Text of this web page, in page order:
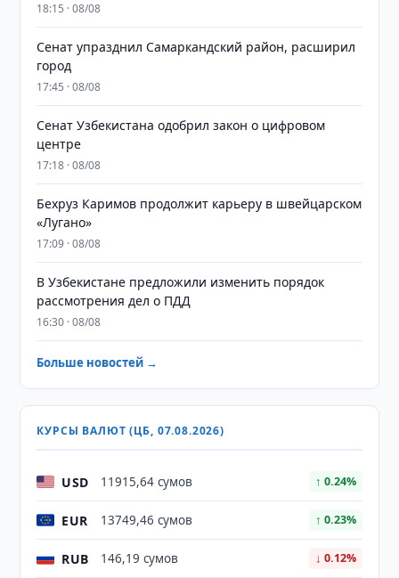
18:15 · 08/08
Сенат упразднил Самаркандский район, расширил
город
17:45 · 08/08
Сенат Узбекистана одобрил закон о цифровом
центре
17:18 · 08/08
Бехруз Каримов продолжит карьеру в швейцарском
«Лугано»
17:09 · 08/08
В Узбекистане предложили изменить порядок
рассмотрения дел о ПДД
16:30 · 08/08
Больше новостей →
КУРСЫ ВАЛЮТ (ЦБ, 07.08.2026)
USD 11915,64 сумов ↑ 0.24%
EUR 13749,46 сумов ↑ 0.23%
RUB 146,19 сумов ↓ 0.12%